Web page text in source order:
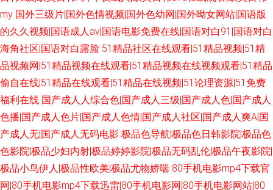
my 国外三级片|国外色情视频|国外色幼网|国外呦女网站|国语版
的久久视频|国语成人av|国语电影免费在线|国语对白91|国语对白
海角社区|国语对白露脸 51精品社区在线观看|51精品视频|51精
品视频网|51精品视频在线观看|51精品视频在线视频观看|51精品
偷自在线|51精品在线观看|51精品在线视频|51论理资源|51免费
福利在线 国产成人人综合色|国产成人三级|国产成人色|国产成人
色播|国产成人色片|国产成人色情|国产成人社区|国产成人爽A|国
产成人无|国产成人无码电影 极品色导航|极品色日韩影院|极品色
色影院|极品少妇内射|极品婷婷影院|极品无码乱伦|极品午夜影院|
极品小鸟伊人|极品性欧美|极品尤物娇喘 80手机电影mp4下载官
网|80手机电影mp4下载迅雷|80手机电影网|80手机电影网站|80